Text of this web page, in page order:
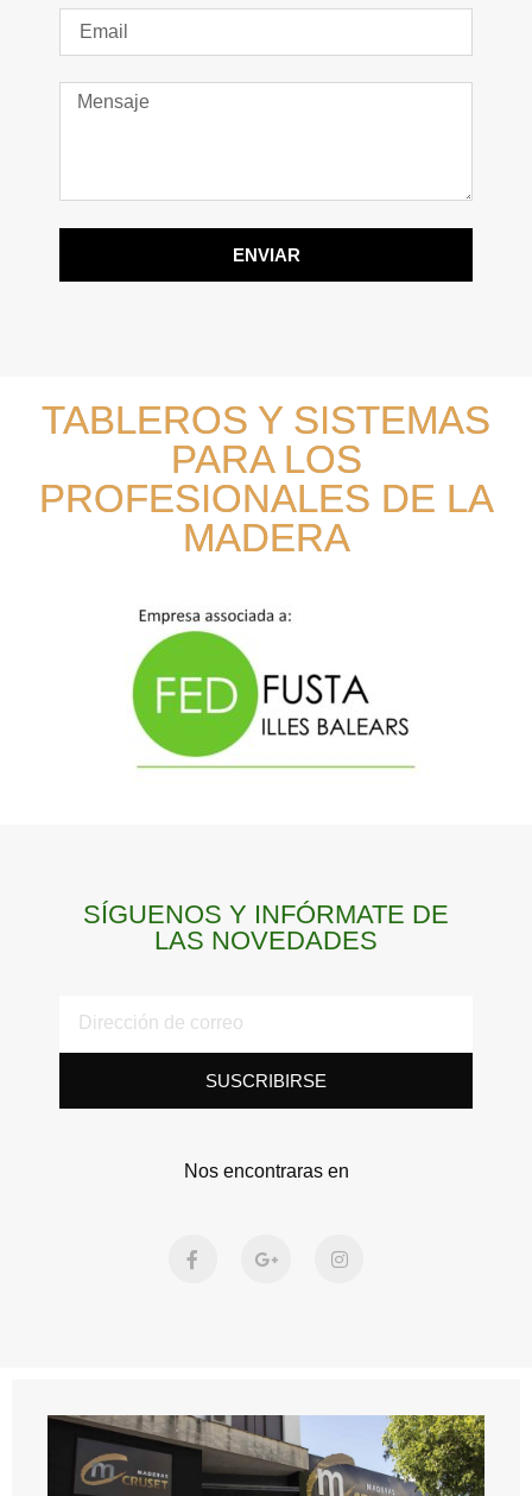
ENVIAR
TABLEROS Y SISTEMAS
PARA LOS
PROFESIONALES DE LA
MADERA
SÍGUENOS Y INFÓRMATE DE
LAS NOVEDADES
SUSCRIBIRSE
Nos encontraras en